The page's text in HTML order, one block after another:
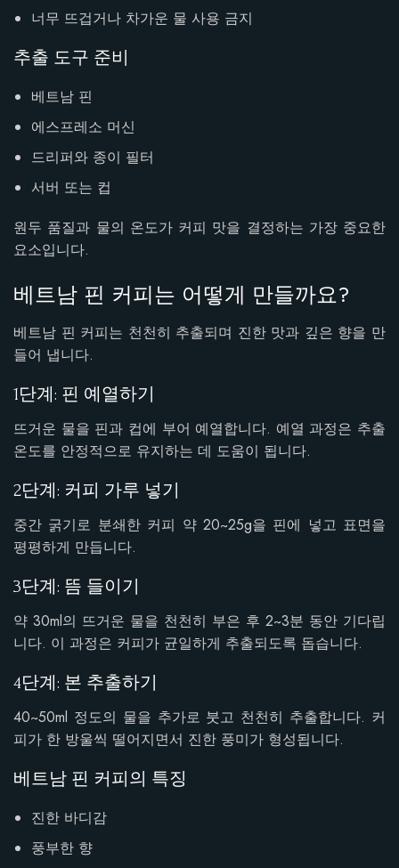
너무 뜨겁거나 차가운 물 사용 금지
추출 도구 준비
베트남 핀
에스프레소 머신
드리퍼와 종이 필터
서버 또는 컵
원두 품질과 물의 온도가 커피 맛을 결정하는 가장 중요한
요소입니다.
베트남 핀 커피는 어떻게 만들까요?
베트남 핀 커피는 천천히 추출되며 진한 맛과 깊은 향을 만
들어 냅니다.
1단계: 핀 예열하기
뜨거운 물을 핀과 컵에 부어 예열합니다. 예열 과정은 추출
온도를 안정적으로 유지하는 데 도움이 됩니다.
2단계: 커피 가루 넣기
중간 굵기로 분쇄한 커피 약 20~25g을 핀에 넣고 표면을
평평하게 만듭니다.
3단계: 뜸 들이기
약 30ml의 뜨거운 물을 천천히 부은 후 2~3분 동안 기다립
니다. 이 과정은 커피가 균일하게 추출되도록 돕습니다.
4단계: 본 추출하기
40~50ml 정도의 물을 추가로 붓고 천천히 추출합니다. 커
피가 한 방울씩 떨어지면서 진한 풍미가 형성됩니다.
베트남 핀 커피의 특징
진한 바디감
풍부한 향